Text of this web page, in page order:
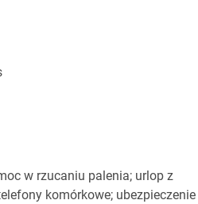
w rzucaniu palenia; urlop z
komórkowe; ubezpieczenie